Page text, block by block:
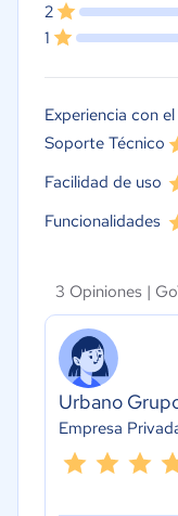
2
1
Experiencia con
Soporte Técnico
Facilidad de uso
Funcionalidades
3 Opiniones |
Urbano
Empresa